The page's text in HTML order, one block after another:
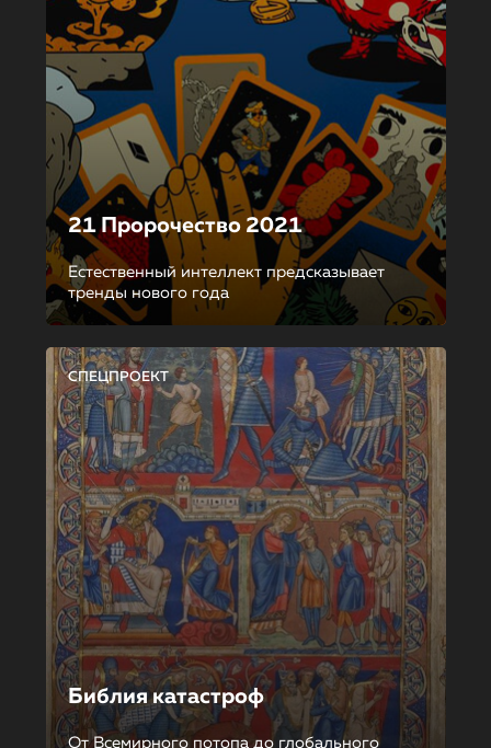
21 Пророчество 2021
Естественный интеллект предсказывает
тренды нового года
СПЕЦПРОЕКТ
Библия катастроф
От Всемирного потопа до глобального